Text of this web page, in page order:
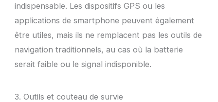
indispensable. Les dispositifs GPS ou les
applications de smartphone peuvent également
être utiles, mais ils ne remplacent pas les outils de
navigation traditionnels, au cas où la batterie
serait faible ou le signal indisponible.
3. Outils et couteau de survie